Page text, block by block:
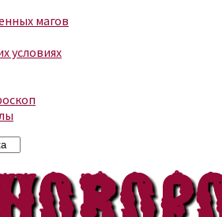
магов
условиях